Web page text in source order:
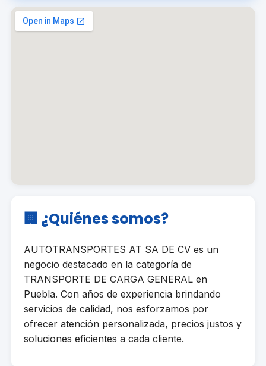
🏢 ¿Quiénes somos?
AUTOTRANSPORTES AT SA DE CV es un
negocio destacado en la categoría de
TRANSPORTE DE CARGA GENERAL en
Puebla. Con años de experiencia brindando
servicios de calidad, nos esforzamos por
ofrecer atención personalizada, precios justos y
soluciones eficientes a cada cliente.